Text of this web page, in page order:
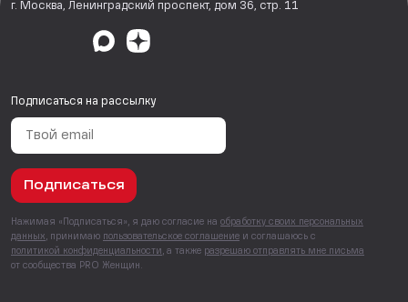
г. Москва, Ленинградский проспект, дом 36, стр. 11
Подписаться на рассылку
Подписаться
Нажимая «Подписаться», я даю согласие на обработку своих персональных
данных , принимаю пользовательское соглашение и соглашаюсь с
политикой конфиденциальности , а также разрешаю отправлять мне письма
от сообщества PRO Женщин.